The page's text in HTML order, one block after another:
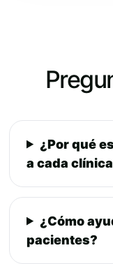
¿Por qué
a cada
¿Cómo
pacientes?